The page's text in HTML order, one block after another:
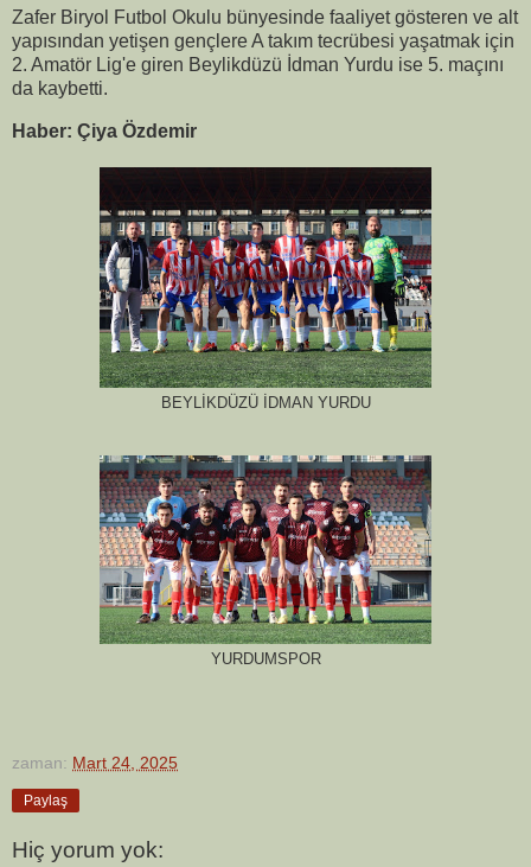
Zafer Biryol Futbol Okulu bünyesinde faaliyet gösteren ve alt
yapısından yetişen gençlere A takım tecrübesi yaşatmak için
2. Amatör Lig'e giren Beylikdüzü İdman Yurdu ise 5. maçını
da kaybetti.
Haber: Çiya Özdemir
BEYLİKDÜZÜ İDMAN YURDU
YURDUMSPOR
zaman: Mart 24, 2025
Paylaş
Hiç yorum yok: